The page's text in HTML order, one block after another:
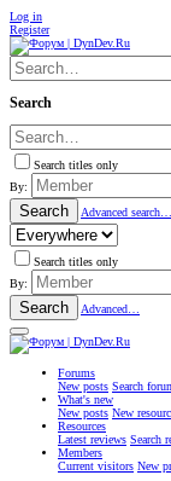
Log in
Register
Search
Search titles only
By:
Search Advanced search…
Search titles only
By:
Search Advanced…
Forums
New posts Search
What's new
New posts New
Resources
Latest reviews Search
Members
Current visitors New